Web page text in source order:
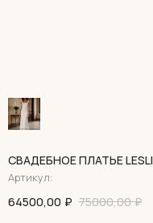
СВАДЕБНОЕ ПЛАТЬЕ LESLI
Артикул:
64500,00 ₽ 75000,00 ₽